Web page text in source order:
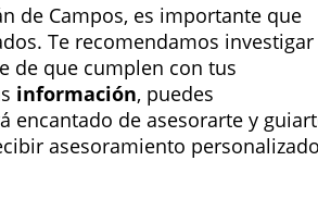
de Campos, es importante que
Te recomendamos investigar
de que cumplen con tus
información, puedes
encantado de asesorarte y
asesoramiento